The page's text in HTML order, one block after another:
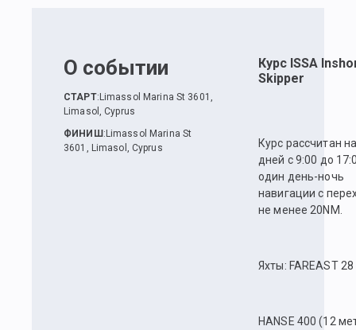
О событии
СТАРТ: Limassol Marina St 3601,
Limasol, Cyprus
ФИНИШ : Limassol Marina St
3601, Limasol, Cyprus
Курс ISSA
Skipper
Курс рассчитан
дней с 9:00 до
один день-ночь
навигации с
не менее 20NM.
Яхты: FAREAST 28
HANSE 400 (12